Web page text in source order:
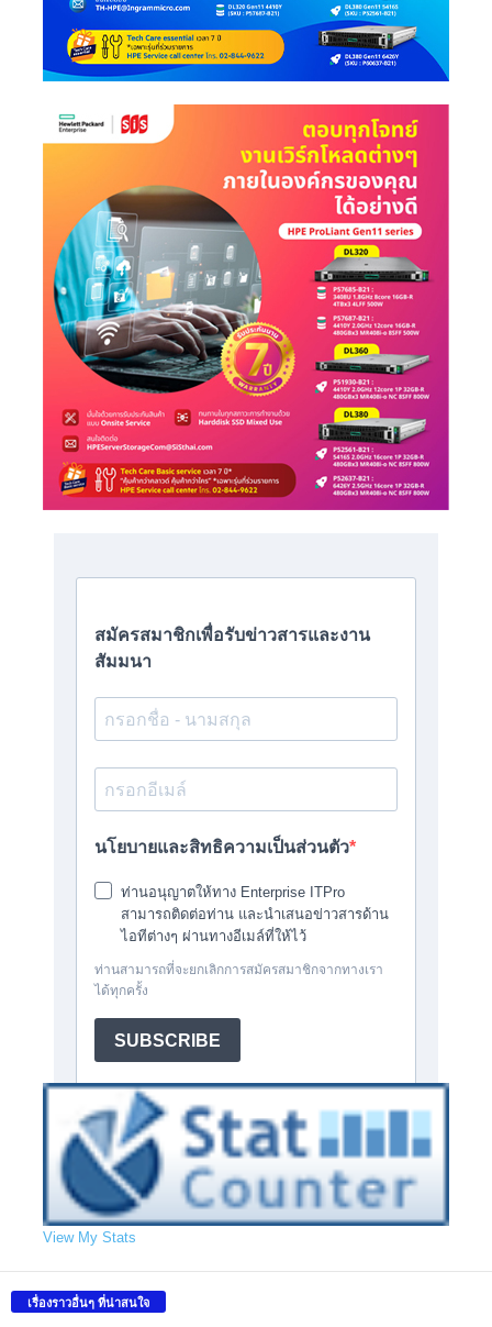
View My Stats
เรื่องราวอื่นๆ ที่น่าสนใจ